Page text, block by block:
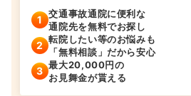
交通事故通院に便利な
通院先を無料でお探し
転院したい等のお悩みも
「無料相談」だから安心
最大20,000円の
お見舞金が貰える